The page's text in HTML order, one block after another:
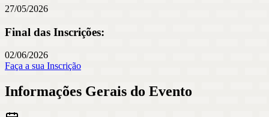
27/05/2026
Final das Inscrições:
02/06/2026
Faça a sua Inscrição
Informações Gerais do Evento